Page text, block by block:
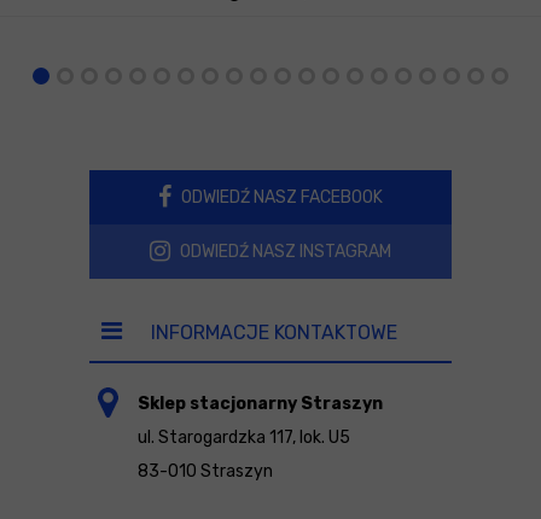
ODWIEDŹ NASZ FACEBOOK
ODWIEDŹ NASZ INSTAGRAM
INFORMACJE KONTAKTOWE
Sklep stacjonarny Straszyn
ul. Starogardzka 117, lok. U5
83-010 Straszyn